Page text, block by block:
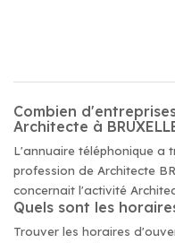
Combien
Architecte à
L'annuaire téléphonique a
profession de Architecte
concernait l'activité
Quels sont les
Trouver les horaires